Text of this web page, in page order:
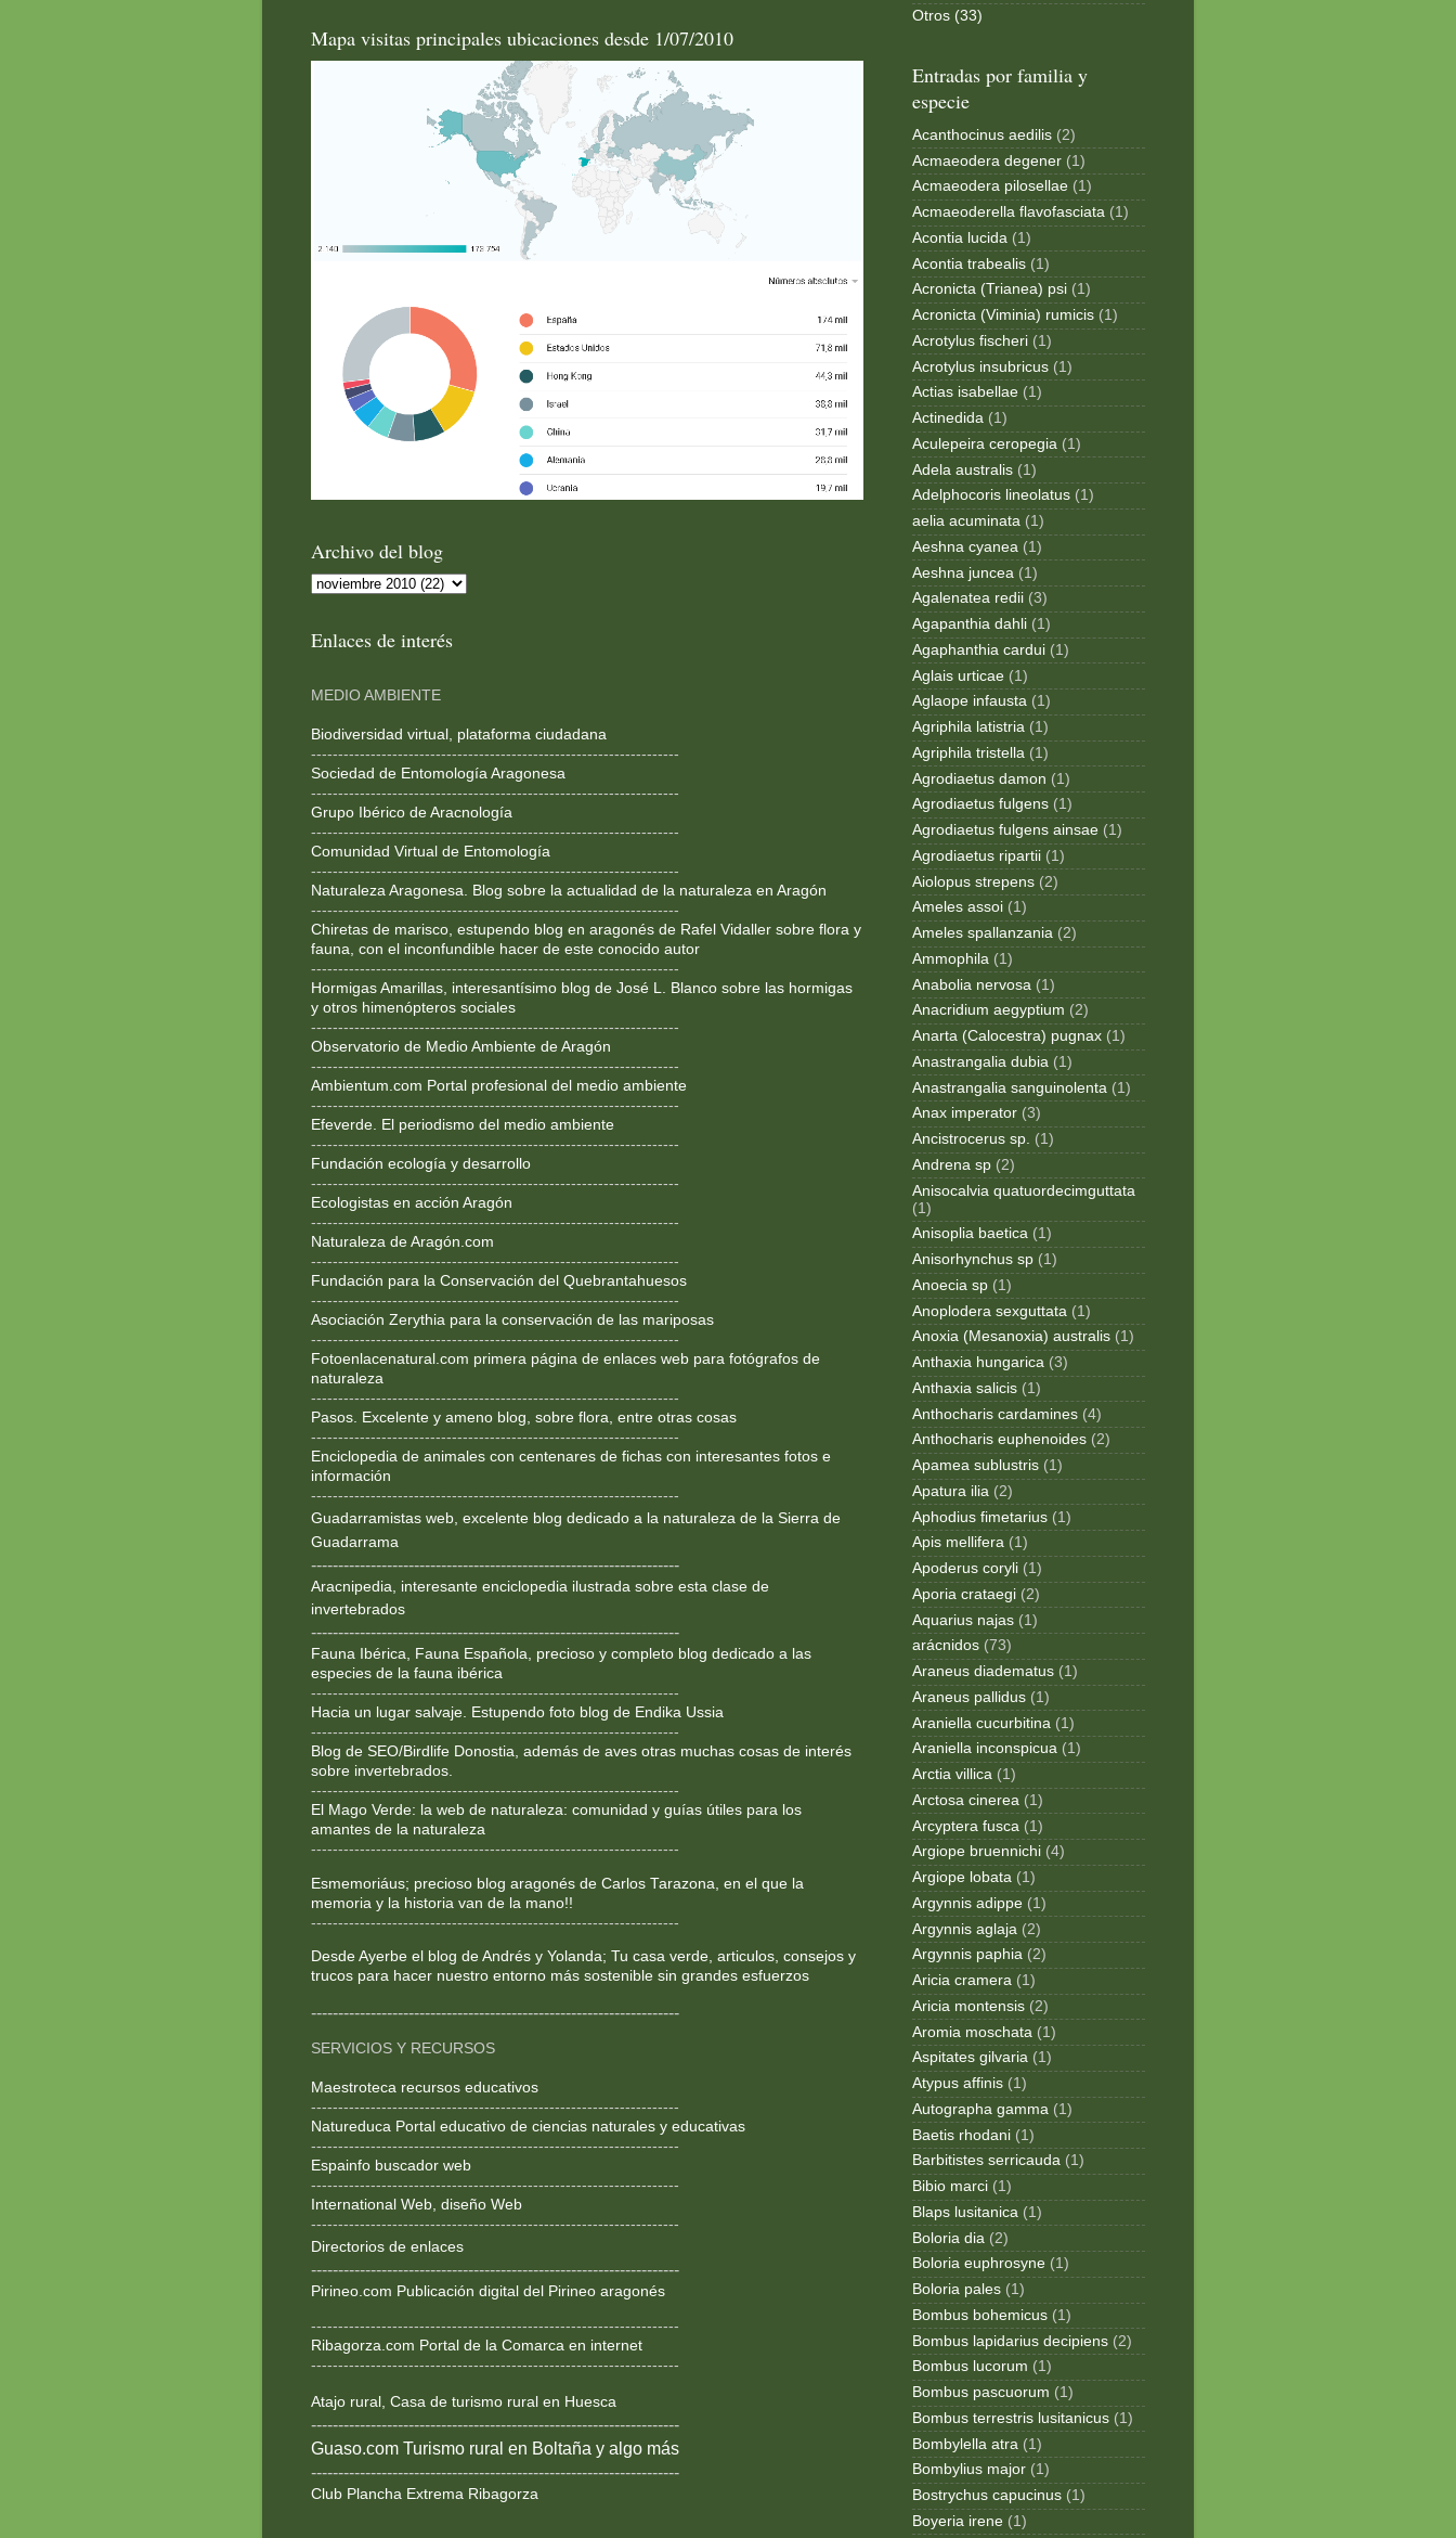
Mapa visitas principales ubicaciones desde 1/07/2010
Archivo del blog
Enlaces de interés
MEDIO AMBIENTE
Biodiversidad virtual, plataforma ciudadana
--------------------------------------------------------------------
Sociedad de Entomología Aragonesa
--------------------------------------------------------------------
Grupo Ibérico de Aracnología
--------------------------------------------------------------------
Comunidad Virtual de Entomología
--------------------------------------------------------------------
Naturaleza Aragonesa. Blog sobre la actualidad de la naturaleza en Aragón
--------------------------------------------------------------------
Chiretas de marisco, estupendo blog en aragonés de Rafel Vidaller sobre flora y
fauna, con el inconfundible hacer de este conocido autor
--------------------------------------------------------------------
Hormigas Amarillas, interesantísimo blog de José L. Blanco sobre las hormigas
y otros himenópteros sociales
--------------------------------------------------------------------
Observatorio de Medio Ambiente de Aragón
--------------------------------------------------------------------
Ambientum.com Portal profesional del medio ambiente
--------------------------------------------------------------------
Efeverde. El periodismo del medio ambiente
--------------------------------------------------------------------
Fundación ecología y desarrollo
--------------------------------------------------------------------
Ecologistas en acción Aragón
--------------------------------------------------------------------
Naturaleza de Aragón.com
--------------------------------------------------------------------
Fundación para la Conservación del Quebrantahuesos
--------------------------------------------------------------------
Asociación Zerythia para la conservación de las mariposas
--------------------------------------------------------------------
Fotoenlacenatural.com primera página de enlaces web para fotógrafos de
naturaleza
--------------------------------------------------------------------
Pasos. Excelente y ameno blog, sobre flora, entre otras cosas
--------------------------------------------------------------------
Enciclopedia de animales con centenares de fichas con interesantes fotos e
información
--------------------------------------------------------------------
Guadarramistas web, excelente blog dedicado a la naturaleza de la Sierra de
Guadarrama
--------------------------------------------------------------------
Aracnipedia, interesante enciclopedia ilustrada sobre esta clase de
invertebrados
--------------------------------------------------------------------
Fauna Ibérica, Fauna Española, precioso y completo blog dedicado a las
especies de la fauna ibérica
--------------------------------------------------------------------
Hacia un lugar salvaje. Estupendo foto blog de Endika Ussia
--------------------------------------------------------------------
Blog de SEO/Birdlife Donostia, además de aves otras muchas cosas de interés
sobre invertebrados.
--------------------------------------------------------------------
El Mago Verde: la web de naturaleza: comunidad y guías útiles para los
amantes de la naturaleza
--------------------------------------------------------------------
Esmemoriáus; precioso blog aragonés de Carlos Tarazona, en el que la
memoria y la historia van de la mano!!
--------------------------------------------------------------------
Desde Ayerbe el blog de Andrés y Yolanda; Tu casa verde, articulos, consejos y
trucos para hacer nuestro entorno más sostenible sin grandes esfuerzos
--------------------------------------------------------------------
SERVICIOS Y RECURSOS
Maestroteca recursos educativos
--------------------------------------------------------------------
Natureduca Portal educativo de ciencias naturales y educativas
--------------------------------------------------------------------
Espainfo buscador web
--------------------------------------------------------------------
International Web, diseño Web
--------------------------------------------------------------------
Directorios de enlaces
--------------------------------------------------------------------
Pirineo.com Publicación digital del Pirineo aragonés
--------------------------------------------------------------------
Ribagorza.com Portal de la Comarca en internet
--------------------------------------------------------------------
Atajo rural, Casa de turismo rural en Huesca
--------------------------------------------------------------------
Guaso.com Turismo rural en Boltaña y algo más
--------------------------------------------------------------------
Club Plancha Extrema Ribagorza
Otros (33)
Entradas por familia y
especie
Acanthocinus aedilis (2)
Acmaeodera degener (1)
Acmaeodera pilosellae (1)
Acmaeoderella flavofasciata (1)
Acontia lucida (1)
Acontia trabealis (1)
Acronicta (Trianea) psi (1)
Acronicta (Viminia) rumicis (1)
Acrotylus fischeri (1)
Acrotylus insubricus (1)
Actias isabellae (1)
Actinedida (1)
Aculepeira ceropegia (1)
Adela australis (1)
Adelphocoris lineolatus (1)
aelia acuminata (1)
Aeshna cyanea (1)
Aeshna juncea (1)
Agalenatea redii (3)
Agapanthia dahli (1)
Agaphanthia cardui (1)
Aglais urticae (1)
Aglaope infausta (1)
Agriphila latistria (1)
Agriphila tristella (1)
Agrodiaetus damon (1)
Agrodiaetus fulgens (1)
Agrodiaetus fulgens ainsae (1)
Agrodiaetus ripartii (1)
Aiolopus strepens (2)
Ameles assoi (1)
Ameles spallanzania (2)
Ammophila (1)
Anabolia nervosa (1)
Anacridium aegyptium (2)
Anarta (Calocestra) pugnax (1)
Anastrangalia dubia (1)
Anastrangalia sanguinolenta (1)
Anax imperator (3)
Ancistrocerus sp. (1)
Andrena sp (2)
Anisocalvia quatuordecimguttata
(1)
Anisoplia baetica (1)
Anisorhynchus sp (1)
Anoecia sp (1)
Anoplodera sexguttata (1)
Anoxia (Mesanoxia) australis (1)
Anthaxia hungarica (3)
Anthaxia salicis (1)
Anthocharis cardamines (4)
Anthocharis euphenoides (2)
Apamea sublustris (1)
Apatura ilia (2)
Aphodius fimetarius (1)
Apis mellifera (1)
Apoderus coryli (1)
Aporia crataegi (2)
Aquarius najas (1)
arácnidos (73)
Araneus diadematus (1)
Araneus pallidus (1)
Araniella cucurbitina (1)
Araniella inconspicua (1)
Arctia villica (1)
Arctosa cinerea (1)
Arcyptera fusca (1)
Argiope bruennichi (4)
Argiope lobata (1)
Argynnis adippe (1)
Argynnis aglaja (2)
Argynnis paphia (2)
Aricia cramera (1)
Aricia montensis (2)
Aromia moschata (1)
Aspitates gilvaria (1)
Atypus affinis (1)
Autographa gamma (1)
Baetis rhodani (1)
Barbitistes serricauda (1)
Bibio marci (1)
Blaps lusitanica (1)
Boloria dia (2)
Boloria euphrosyne (1)
Boloria pales (1)
Bombus bohemicus (1)
Bombus lapidarius decipiens (2)
Bombus lucorum (1)
Bombus pascuorum (1)
Bombus terrestris lusitanicus (1)
Bombylella atra (1)
Bombylius major (1)
Bostrychus capucinus (1)
Boyeria irene (1)